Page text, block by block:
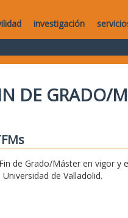
investigación
DE GRADO/
de Grado/Máster en vigor y
de Valladolid.